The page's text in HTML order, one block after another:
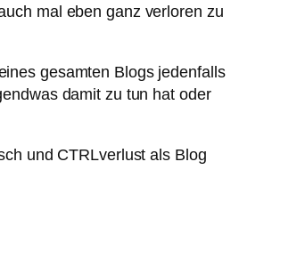
mal eben ganz verloren zu
gesamten Blogs jedenfalls
damit zu tun hat oder
und CTRLverlust als Blog